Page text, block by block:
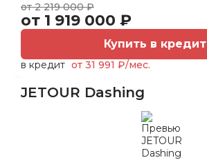
от 2 219 000 ₽
от 1 919 000 ₽
Купить в кредит
в кредит от 31 991 ₽/мес.
JETOUR Dashing